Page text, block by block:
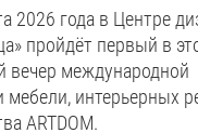
2026 года в Центре
пройдёт первый в
вечер международной
мебели, интерьерных
ARTDOM.